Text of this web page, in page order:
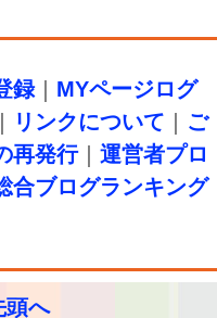
録｜ MYページログ
リンクについて
ご
再発行｜ 運営者プロ
合ブログランキング
頭へ